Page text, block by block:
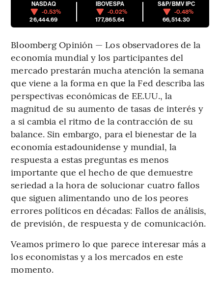
NASDAQ
-0.53%
26,444.69
IBOVESPA
-0.02%
177,865.64
S&P/BMV IPC
-0.48%
66,514.30
Bloomberg Opinión — Los observadores de la
economía mundial y los participantes del
mercado prestarán mucha atención la semana
que viene a la forma en que la Fed describa las
perspectivas económicas de EE.UU., la
magnitud de su aumento de tasas de interés y
a si cambia el ritmo de la contracción de su
balance. Sin embargo, para el bienestar de la
economía estadounidense y mundial, la
respuesta a estas preguntas es menos
importante que el hecho de que demuestre
seriedad a la hora de solucionar cuatro fallos
que siguen alimentando uno de los peores
errores políticos en décadas: Fallos de análisis,
de previsión, de respuesta y de comunicación.
Veamos primero lo que parece interesar más a
los economistas y a los mercados en este
momento.